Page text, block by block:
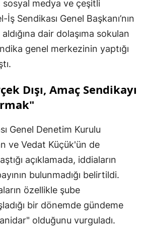
sosyal medya ve çeşitli
Sendikası Genel Başkanı’nın
dair dolaşıma sokulan
genel merkezinin yaptığı
Dışı, Amaç Sendikayı
Genel Denetim Kurulu
ve Vedat Küçük'ün de
açıklamada, iddiaların
bulunmadığı belirtildi.
özellikle şube
bir dönemde gündeme
olduğunu vurguladı.